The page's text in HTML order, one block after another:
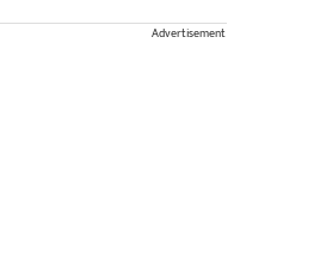
Advertisement